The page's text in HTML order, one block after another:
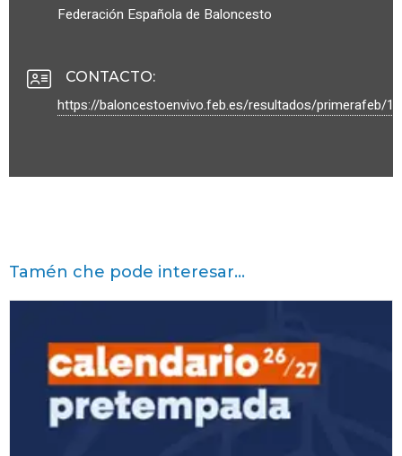
Federación Española de Baloncesto
CONTACTO:
https://baloncestoenvivo.feb.es/resultados/primerafeb/1/
Tamén che pode interesar...